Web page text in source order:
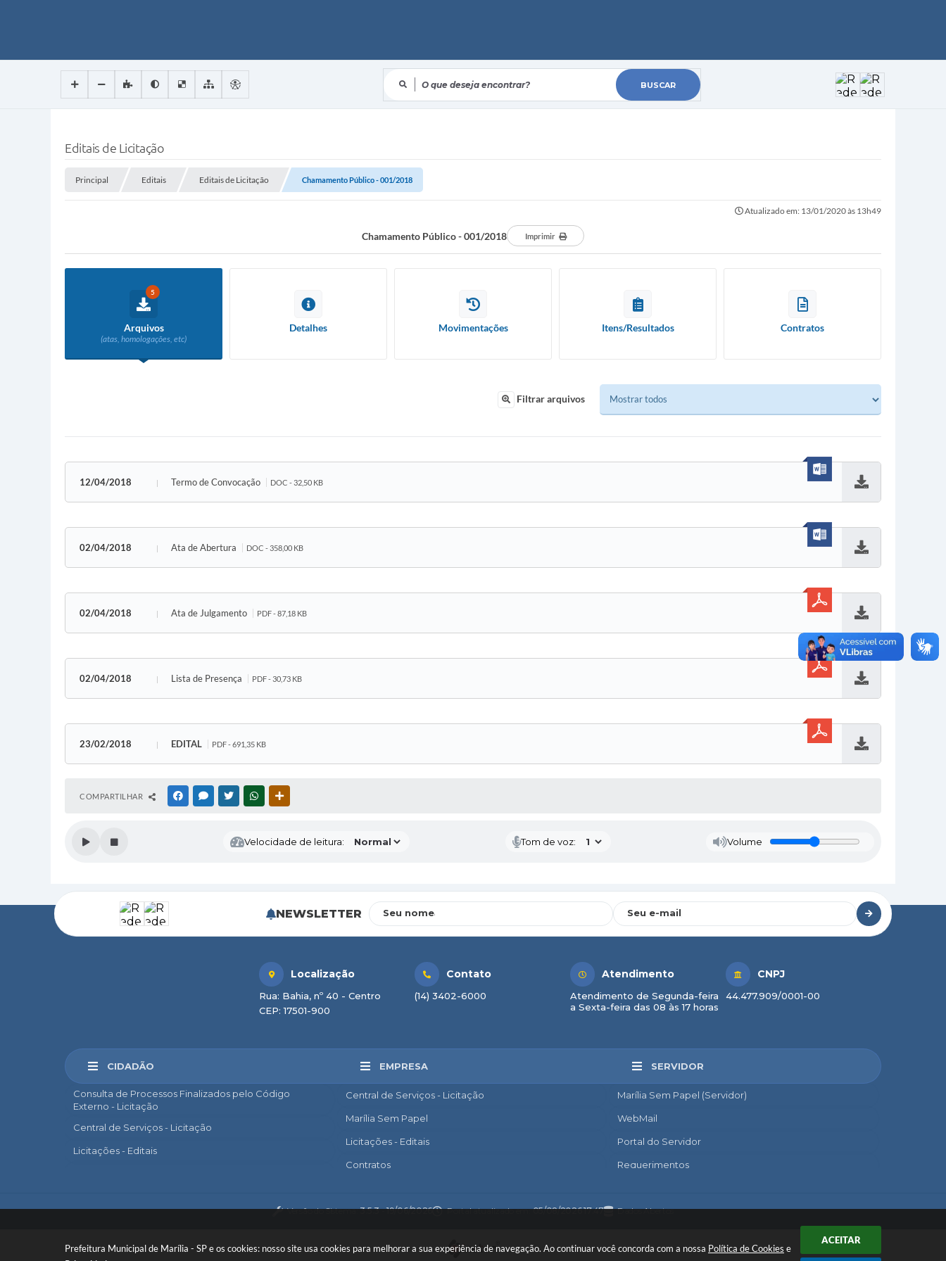
Prefeitura Municipal de Marília - SP e os cookies: nosso site usa cookies para melhorar a sua experiência de navegação. Ao continuar você concorda com a nossa Política de Cookies e
ACEITAR
Editais de Licitação
Principal Editais Editais de Licitação Chamamento Público - 001/2018
Atualizado em: 13/01/2020 às 13h49
Chamamento Público - 001/2018 Imprimir
5
Arquivos
(atas, homologações, etc)
Detalhes Movimentações Itens/Resultados Contratos
Filtrar arquivos
12/04/2018 Termo de Convocação DOC - 32,50 KB
02/04/2018 Ata de Abertura DOC - 358,00 KB
02/04/2018 Ata de Julgamento PDF - 87,18 KB
02/04/2018 Lista de Presença PDF - 30,73 KB
23/02/2018 EDITAL PDF - 691,35 KB
COMPARTILHAR FACEBOOKMESSENGER
TWITTERWHATSAPP
Velocidade de leitura: Tom de voz: Volume
NEWSLETTER Seu nome Seu e-mail
CIDADÃO
Consulta de Processos Finalizados pelo Código
Externo - Licitação
Central de Serviços - Licitação
Licitações - Editais
Legislação Municipal
EMPRESA
Central de Serviços - Licitação
Marília Sem Papel
Licitações - Editais
Contratos
Diário Oficial
SERVIDOR
Marília Sem Papel (Servidor)
WebMail
Portal do Servidor
Requerimentos
Consignado
Localização
Rua: Bahia, nº 40 - Centro
CEP: 17501-900
Contato
(14) 3402-6000
Atendimento
Atendimento de Segunda-feira
a Sexta-feira das 08 às 17 horas
CNPJ
44.477.909/0001-00
Versão do Sistema:3.5.3 - 19/06/2026 Portal atualizado em:05/08/2026 17:47 Dados Abertos